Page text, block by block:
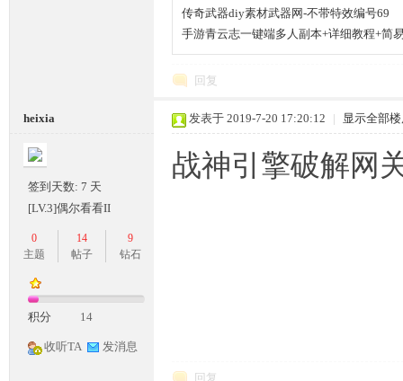
部
传奇武器diy素材武器网-不带特效编号69
手游青云志一键端多人副本+详细教程+简
回复
heixia
签到天数: 7 天
[LV.3]偶尔看看II
0
主题
14
帖子
9
钻石
积分 14
收听TA 发消息
发表于 2019-7-20 17:20:12 | 显示全部
战神引擎破解网
回复